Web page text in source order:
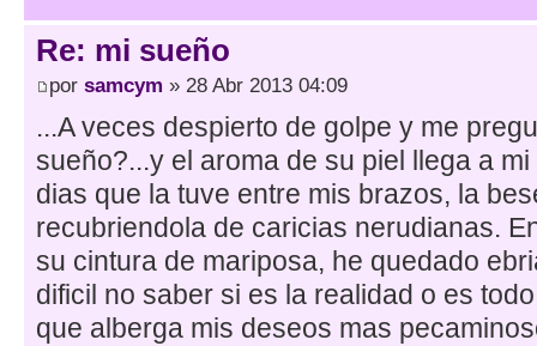
Re: mi sueño
por samcym » 28 Abr 2013 04:09
...A veces despierto de golpe y me
sueño?...y el aroma de su piel llega a
dias que la tuve entre mis brazos, la
recubriendola de caricias nerudianas.
su cintura de mariposa, he quedado
dificil no saber si es la realidad o es
que alberga mis deseos mas